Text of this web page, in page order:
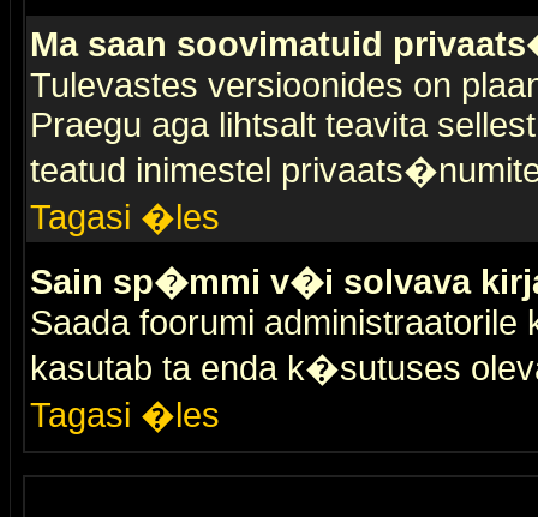
Ma saan soovimatuid
Tulevastes versioonides on
Praegu aga lihtsalt teavita
teatud inimestel
Tagasi �les
Sain sp�mmi v�i solvava
Saada foorumi
kasutab ta enda k�sutuses
Tagasi �les